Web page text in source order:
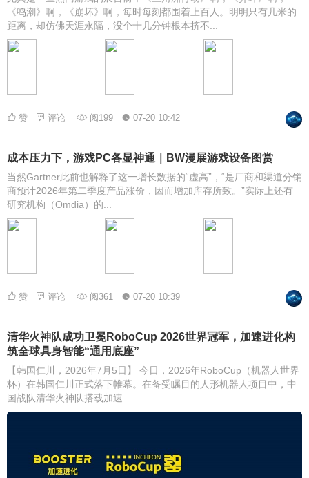
《鸣潮》啊，《崩坏》啊，每时每刻都围着上百人。明明只有几米的
距离，却仿佛天涯永隔，没个十几分钟根本挤不...
赞 评论 阅199 07-20 10:42
成本压力下，游戏PC各显神通｜BW漫展游戏设备图赏
当然Gartner此前也解释了这一增长数据的“虚高”，“是厂商和渠道分销
商预计2026年第二季度产品涨价，因而增加库存所致。”实际上还有
研究机构（Omdia）的...
赞 评论 阅361 07-20 10:39
清华火神队成功卫冕RoboCup 2026世界冠军，加速进化构
筑全球具身智能“通用底座”
【韩国仁川，2026年7月5日】 今日，2026年RoboCup（机器人世界
杯）在韩国仁川正式落下帷幕。在备受瞩目的人形机器人项目中，中
国战队清华火神队搭载加速...